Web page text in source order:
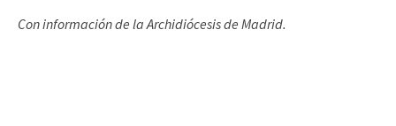
Con información de la Archidiócesis de Madrid.